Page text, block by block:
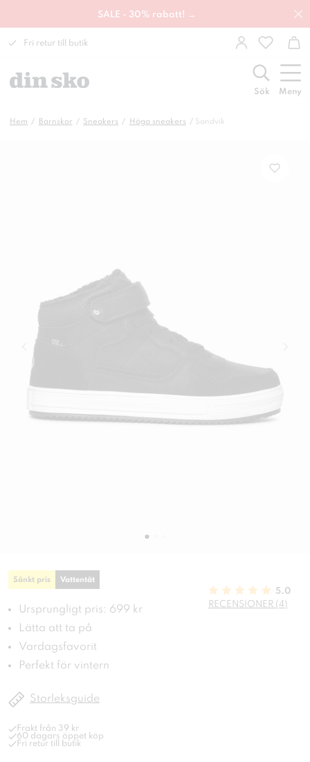
SALE - 30% rabatt! →
Fri retur till butik
Sök Meny
Hem Barnskor Sneakers Höga sneakers Sandvik
Sänkt pris Vattentät
Ursprungligt pris: 699 kr
Lätta att ta på
Vardagsfavorit
Perfekt för vintern
5.0
RECENSIONER (4)
Storleksguide
Frakt från 39 kr
60 dagars öppet köp
Fri retur till butik